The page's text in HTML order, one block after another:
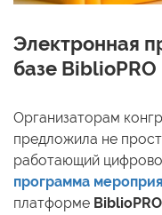
Электронная
базе BiblioPRO
Организаторам
предложила не
работающий
программа
платформе BiblioPRO